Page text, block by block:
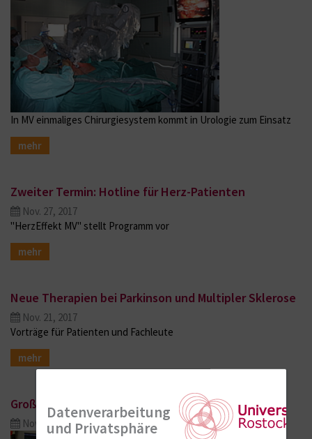
In MV einmaliges Chirurgiesystem kommt in Urologie zum Einsatz
mehr
Zweiter Termin: Hotline für Herz-Patienten
Nov. 27, 2017
"HerzEffekt MV" stellt Programm vor
mehr
Neue Therapien bei Parkinson und Multipler Sklerose
Nov. 21, 2017
Vorträge für Patienten und Fachleute
mehr
Großeinsatz in der Chirurgie
Nov. 20, 2017
Datenverarbeitung
und Privatsphäre